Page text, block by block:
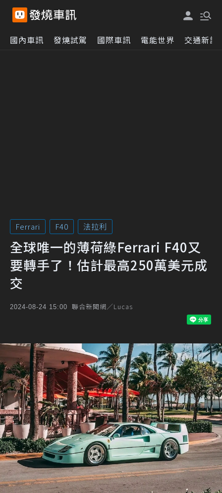
國內車訊 發燒試駕 國際車訊 電能世界 交通新訊
Ferrari F40 法拉利
全球唯一的薄荷綠Ferrari F40又
要轉手了！估計最高250萬美元成
交
2024-08-24 15:00 聯合新聞網／Lucas